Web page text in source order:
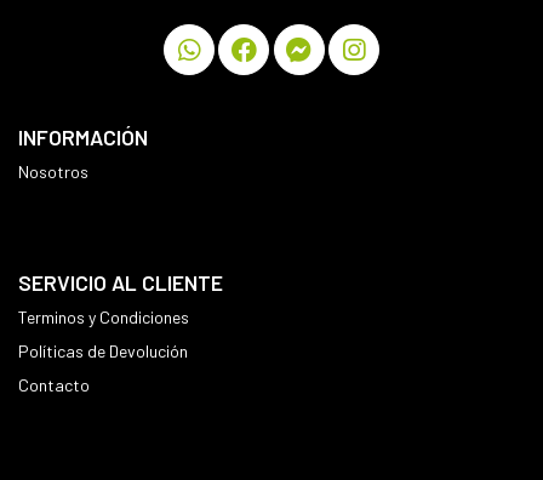
INFORMACIÓN
Nosotros
SERVICIO AL CLIENTE
Terminos y Condiciones
Políticas de Devolución
Contacto